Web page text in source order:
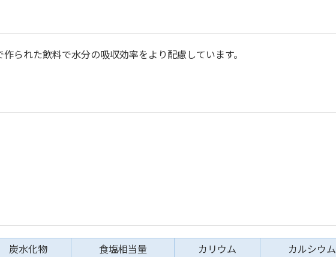
られた飲料で水分の吸収効率をより配慮しています。
炭水化物 食塩相当量 カリウム カルシウム